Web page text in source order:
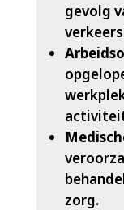
gevolg
zorg.​